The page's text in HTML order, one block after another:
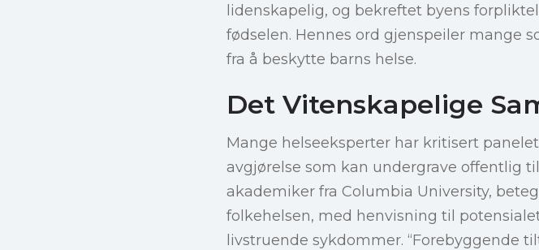
lidenskapelig, og bekreftet byens
fødselen. Hennes ord gjenspeiler mange
fra å beskytte barns helse.
Det Vitenskapelige
Mange helseeksperter har kritisert
avgjørelse som kan undergrave offentlig
akademiker fra Columbia University,
folkehelsen, med henvisning til
livstruende sykdommer. “Forebyggende